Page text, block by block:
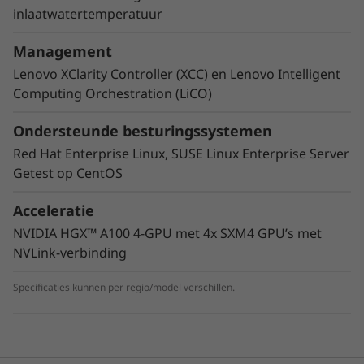
inferentie-workloads. Met NVIDIA
naast elk belangrijke deep-learning
framework:
Eindige elementen, zoals LS-DYNA en Simulia
Abaqus
Vloeiende dynamiek, zoals OpenFOAM en
Moleculaire dynamiek, zoals NAMD en
AMBER
Weer en klimaat, zoals WRF en ICON
inlaatwatertemperatuur
Management
Lenovo XClarity Controller (XCC) en Lenovo Intelligent
Computing Orchestration (LiCO)
Ondersteunde besturingssystemen
Red Hat Enterprise Linux, SUSE Linux Enterprise Server
Getest op CentOS
Acceleratie
NVIDIA HGX™ A100 4-GPU met 4x SXM4 GPU’s met
NVLink-verbinding
Specificaties kunnen per regio/model verschillen.